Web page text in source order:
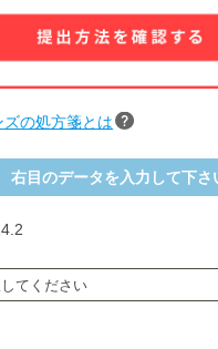
の処方箋とは
右目のデータを入力して下さ